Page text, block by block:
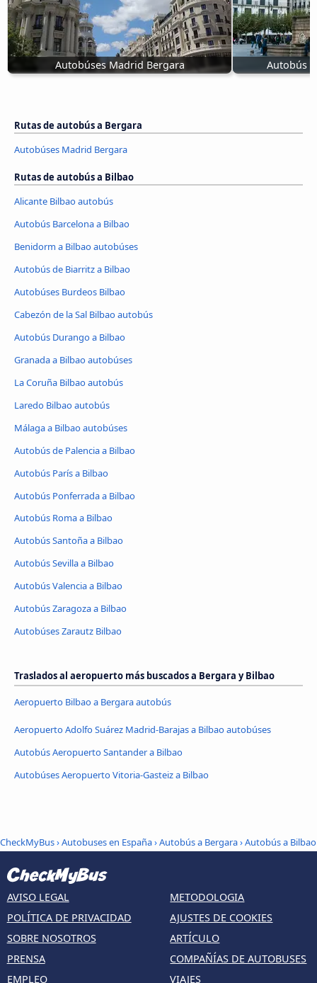
Autobúses Madrid Bergara Autobús
Rutas de autobús a Bergara
Autobúses Madrid Bergara
Rutas de autobús a Bilbao
Alicante Bilbao autobús
Autobús Barcelona a Bilbao
Benidorm a Bilbao autobúses
Autobús de Biarritz a Bilbao
Autobúses Burdeos Bilbao
Cabezón de la Sal Bilbao autobús
Autobús Durango a Bilbao
Granada a Bilbao autobúses
La Coruña Bilbao autobús
Laredo Bilbao autobús
Málaga a Bilbao autobúses
Autobús de Palencia a Bilbao
Autobús París a Bilbao
Autobús Ponferrada a Bilbao
Autobús Roma a Bilbao
Autobús Santoña a Bilbao
Autobús Sevilla a Bilbao
Autobús Valencia a Bilbao
Autobús Zaragoza a Bilbao
Autobúses Zarautz Bilbao
Traslados al aeropuerto más buscados a Bergara y Bilbao
Aeropuerto Bilbao a Bergara autobús
Aeropuerto Adolfo Suárez Madrid-Barajas a Bilbao autobúses
Autobús Aeropuerto Santander a Bilbao
Autobúses Aeropuerto Vitoria-Gasteiz a Bilbao
CheckMyBus›Autobuses en España›Autobús a Bergara›Autobús a Bilbao
AVISO LEGAL
POLÍTICA DE PRIVACIDAD
SOBRE NOSOTROS
PRENSA
EMPLEO
METODOLOGIA
AJUSTES DE COOKIES
ARTÍCULO
COMPAÑÍAS DE AUTOBUSES
VIAJES